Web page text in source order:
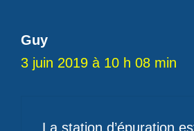
Guy
3 juin 2019 à 10 h 08 min
La station d’épuration